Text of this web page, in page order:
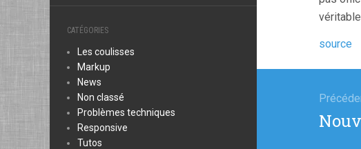
CATÉGORIES
Les coulisses
Markup
News
Non classé
Problèmes techniques
Responsive
Tutos
source
l’article
Article